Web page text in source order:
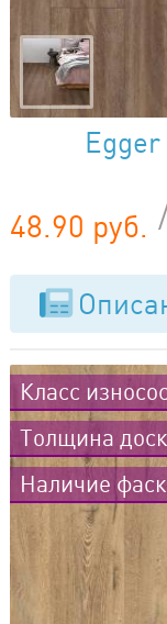
48.90 руб.
Класс
Толщина
Наличие